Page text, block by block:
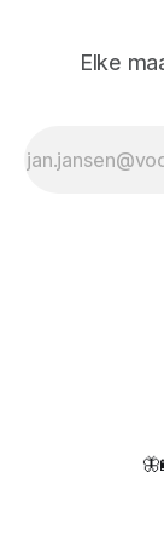
Elke
🦋